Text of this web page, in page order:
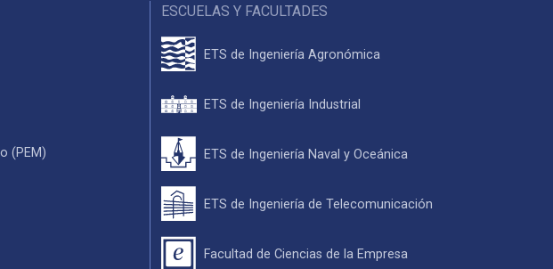
(PEM)
ESCUELAS Y FACULTADES
ETS de Ingeniería Agronómica
ETS de Ingeniería Industrial
ETS de Ingeniería Naval y Oceánica
ETS de Ingeniería de Telecomunicación
Facultad de Ciencias de la Empresa